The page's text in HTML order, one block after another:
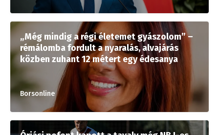
„Még mindig a régi életemet gyászolom” –
rémálomba fordult a nyaralás, alvajárás
közben zuhant 12 métert egy édesanya
Borsonline